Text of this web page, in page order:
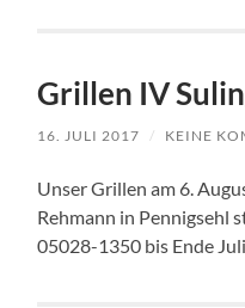
Grillen IV
16. JULI 2017 / KEINE
Unser Grillen am 6.
Rehmann in Pennigsehl
05028-1350 bis Ende